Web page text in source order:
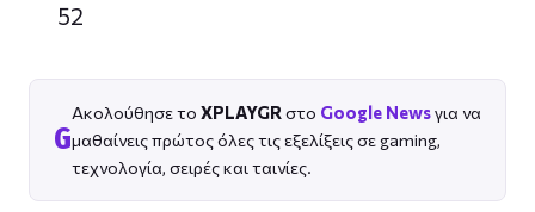
52
G
Ακολούθησε το XPLAYGR στο Google Newsγια να
μαθαίνεις πρώτος όλες τις εξελίξεις σε gaming,
τεχνολογία, σειρές και ταινίες.